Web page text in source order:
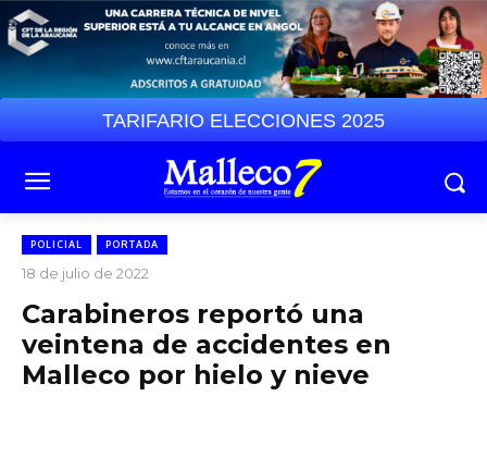
TARIFARIO ELECCIONES 2025
POLICIAL PORTADA
18 de julio de 2022
Carabineros reportó una
veintena de accidentes en
Malleco por hielo y nieve